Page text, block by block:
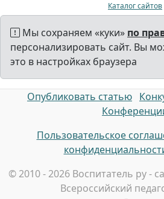
Каталог сайтов
Мы сохраняем «куки» по
персонализировать сайт. Вы
это в настройках браузера
Опубликовать статью
Пользовательское
© 2010 - 2026 Воспитатель ру -
Всероссийский